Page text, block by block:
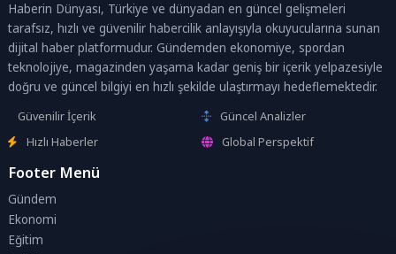
Haberin Dünyası, Türkiye ve dünyadan en güncel gelişmeleri
tarafsız, hızlı ve güvenilir habercilik anlayışıyla okuyucularına sunan
dijital haber platformudur. Gündemden ekonomiye, spordan
teknolojiye, magazinden yaşama kadar geniş bir içerik yelpazesiyle
doğru ve güncel bilgiyi en hızlı şekilde ulaştırmayı hedeflemektedir.
Güvenilir İçerik
Güncel Analizler
Hızlı Haberler
Global Perspektif
Footer Menü
Gündem
Ekonomi
Eğitim